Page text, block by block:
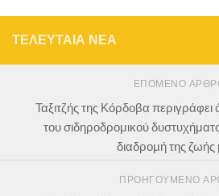
ΤΕΛΕΥΤΑΙΑ ΝΕΑ
ΕΠΌΜΕΝΟ
Ταξιτζής της Κόρδοβα
του σιδηροδρομικού
διαδρομή της ζωής
ΠΡΟΗΓΟΎΜΕΝΟ